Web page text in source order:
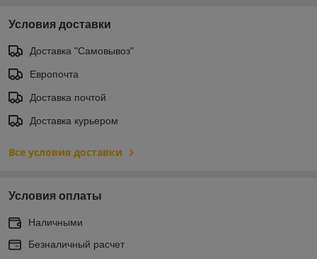
Условия доставки
Доставка "Самовывоз"
Европочта
Доставка почтой
Доставка курьером
Все условия доставки
Условия оплаты
Наличными
Безналичный расчет